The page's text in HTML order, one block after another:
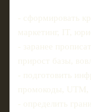
- сформировать
маркетинг, IT,
- заранее
прирост базы,
- подготовить
промокоды, UTM,
- определить